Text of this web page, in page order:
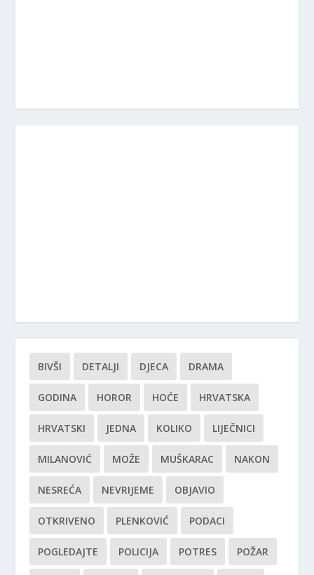
BIVŠI DETALJI DJECA DRAMA
GODINA HOROR HOĆE HRVATSKA
HRVATSKI JEDNA KOLIKO LIJEČNICI
MILANOVIĆ MOŽE MUŠKARAC NAKON
NESREĆA NEVRIJEME OBJAVIO
OTKRIVENO PLENKOVIĆ PODACI
POGLEDAJTE POLICIJA POTRES POŽAR